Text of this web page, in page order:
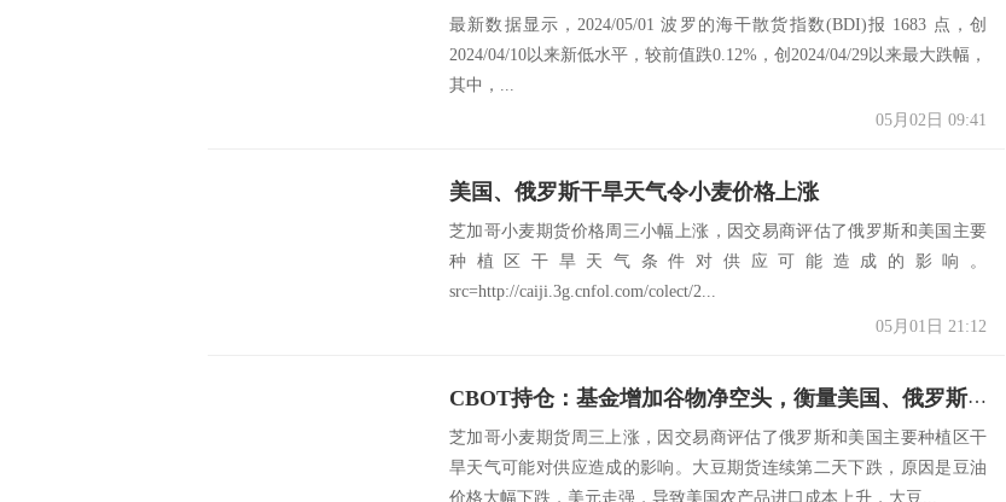
最新数据显示，2024/05/01 波罗的海干散货指数(BDI)报 1683 点，创
2024/04/10以来新低水平，较前值跌0.12%，创2024/04/29以来最大跌幅，
其中，...
05月02日 09:41
美国、俄罗斯干旱天气令小麦价格上涨
芝加哥小麦期货价格周三小幅上涨，因交易商评估了俄罗斯和美国主要
种植区干旱天气条件对供应可能造成的影响。
src=http://caiji.3g.cnfol.com/colect/2...
05月01日 21:12
CBOT持仓：基金增加谷物净空头，衡量美国、俄罗斯干旱天气影响
芝加哥小麦期货周三上涨，因交易商评估了俄罗斯和美国主要种植区干
旱天气可能对供应造成的影响。大豆期货连续第二天下跌，原因是豆油
价格大幅下跌，美元走强，导致美国农产品进口成本上升，大豆...